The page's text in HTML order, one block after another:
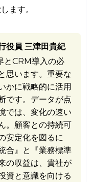
ます。
役員 三津田貴紀
とCRM導入の必
思います。重要な
かに戦略的に活用
です。データが点
では、変化の速い
。顧客との持続可
安定化を図るに
合』と『業務標準
の収益は、貴社が
資と意識を向ける